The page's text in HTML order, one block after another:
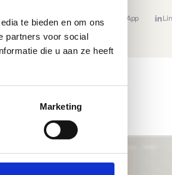
te bieden en om ons
partners voor social
die u aan ze heeft
Marketing
Kopieer WhatsApp